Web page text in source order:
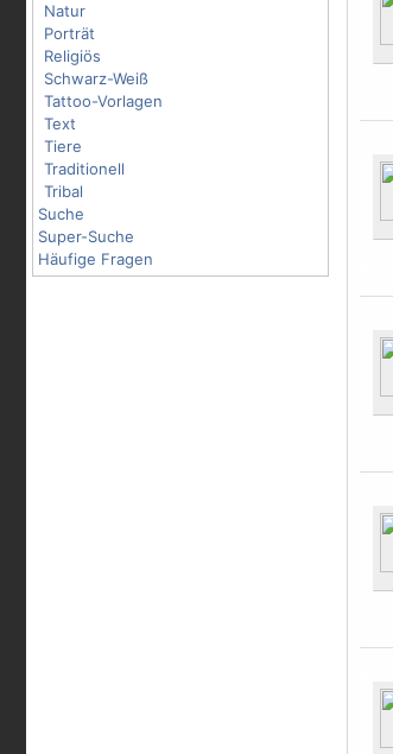
Natur
Porträt
Religiös
Schwarz-Weiß
Tattoo-Vorlagen
Text
Tiere
Traditionell
Tribal
Suche
Super-Suche
Häufige Fragen